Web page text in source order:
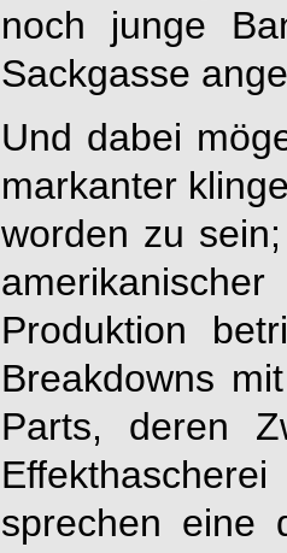
noch junge
Sackgasse
Und dabei
markanter
worden zu
Produktion
Breakdowns
Parts, deren
sprechen eine